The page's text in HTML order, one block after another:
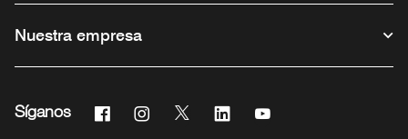
Nuestra empresa
Síganos Facebook
Abre una ventana nueva
Instagram
Abre una ventana nueva
Twitter
Abre una ventana nueva
Linkedin
Abre una ventana nueva
Abre una ventana